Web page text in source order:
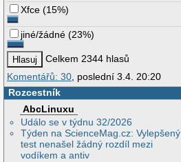
Xfce (15%)
jiné/žádné (23%)
Celkem 2344 hlasů
Komentářů: 30 , poslední 3.4. 20:20
Rozcestník
AbcLinuxu
Událo se v týdnu 32/2026
Týden na ScienceMag.cz: Vylepšený
test nenašel žádný rozdíl mezi
vodíkem a antiv